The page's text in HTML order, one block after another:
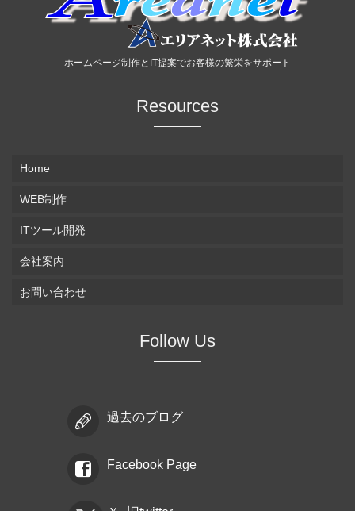
ホームページ制作とIT提案でお客様の繁栄をサポート
Resources
Home
WEB制作
ITツール開発
会社案内
お問い合わせ
Follow Us
過去のブログ
Facebook Page